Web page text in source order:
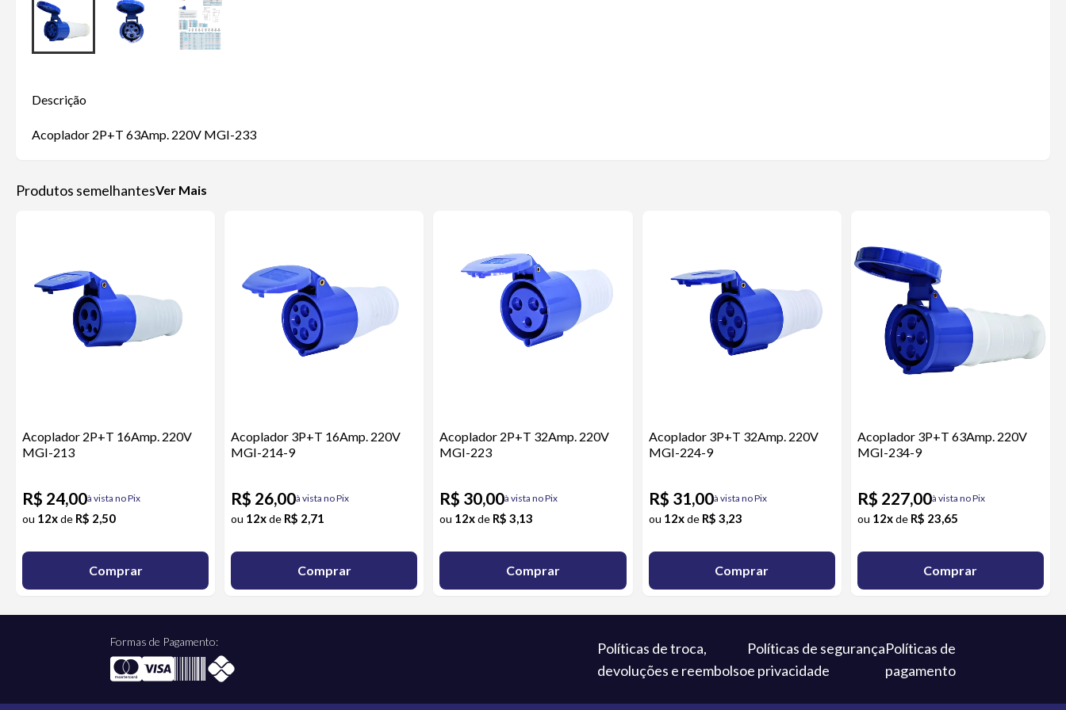
Descrição
Acoplador 2P+T 63Amp. 220V MGI-233
Produtos semelhantesVer Mais
Acoplador 2P+T 16Amp. 220V
MGI-213
R$ 24,00à vista no Pix
ou 12xde R$ 2,50
Comprar
Acoplador 3P+T 16Amp. 220V
MGI-214-9
R$ 26,00à vista no Pix
ou 12xde R$ 2,71
Comprar
Acoplador 2P+T 32Amp. 220V
MGI-223
R$ 30,00à vista no Pix
ou 12xde R$ 3,13
Comprar
Acoplador 3P+T 32Amp. 220V
MGI-224-9
R$ 31,00à vista no Pix
ou 12x de R$ 3,23
Comprar
Acoplador 3P+T 63Amp. 220V
MGI-234-9
R$ 227,00à vista no Pix
ou 12xde R$ 23,65
Comprar
Formas de Pagamento:
Políticas de troca,
devoluções e reembolso
Políticas de segurança
e privacidade
Políticas de
pagamento